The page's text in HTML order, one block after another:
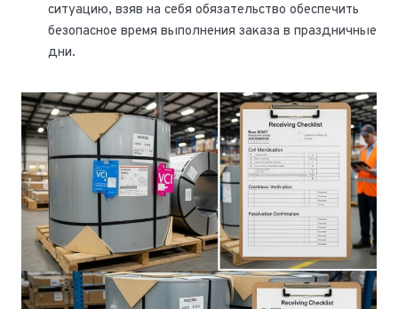
ситуацию, взяв на себя обязательство обеспечить
безопасное время выполнения заказа в праздничные
дни.